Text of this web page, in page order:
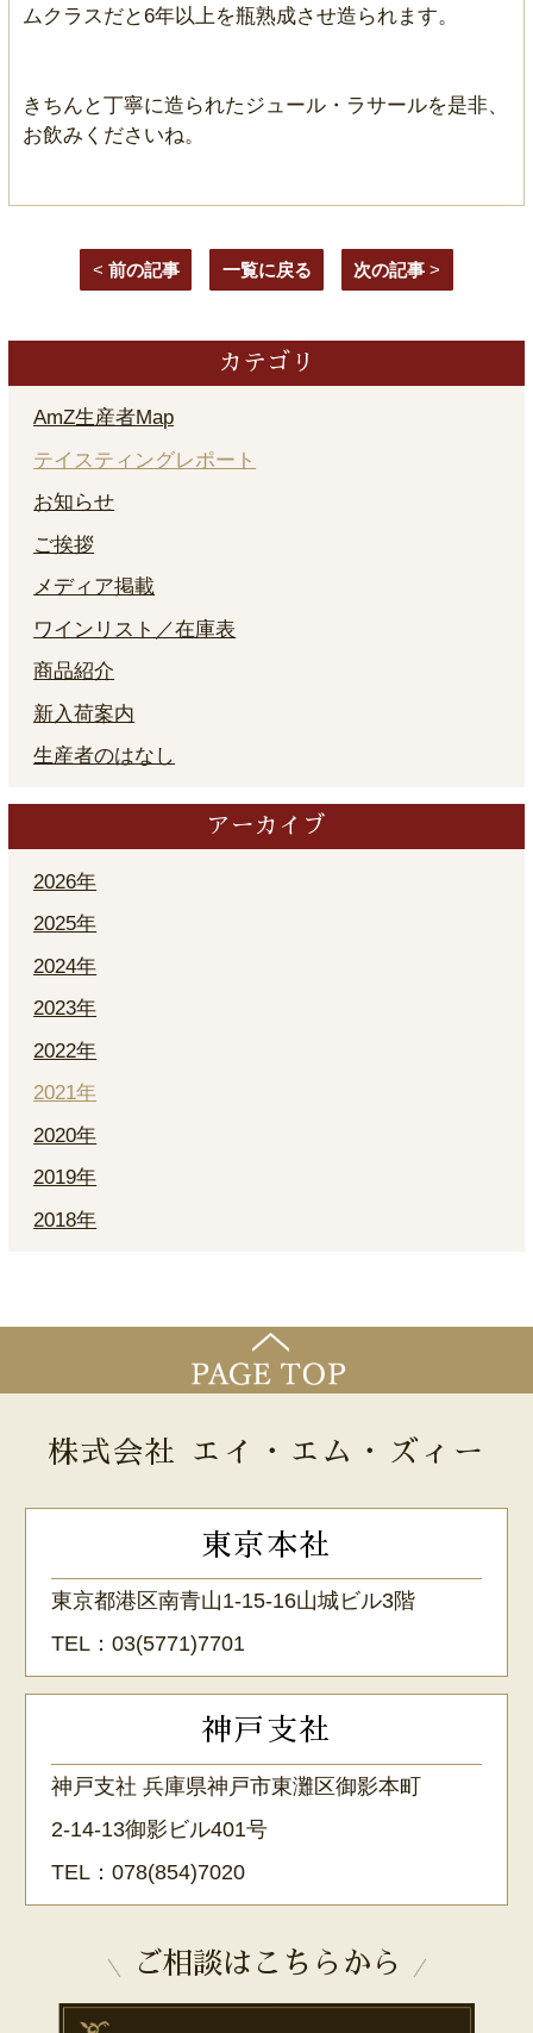
ムクラスだと6年以上を瓶熟成させ造られます。
きちんと丁寧に造られたジュール・ラサールを是非、
お飲みくださいね。
< 前の記事 一覧に戻る 次の記事 >
カテゴリ
AmZ生産者Map
テイスティングレポート
お知らせ
ご挨拶
メディア掲載
ワインリスト／在庫表
商品紹介
新入荷案内
生産者のはなし
アーカイブ
2026年
2025年
2024年
2023年
2022年
2021年
2020年
2019年
2018年
株式会社 エイ・エム・ズィー
東京本社
東京都港区南青山1-15-16山城ビル3階
TEL：03(5771)7701
神戸支社
神戸支社 兵庫県神戸市東灘区御影本町
2-14-13御影ビル401号
TEL：078(854)7020
ご相談はこちらから